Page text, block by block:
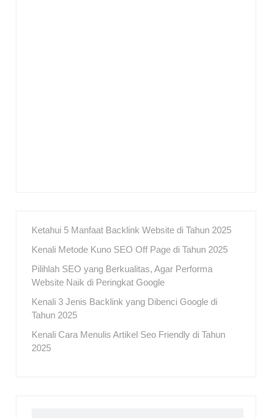
Ketahui 5 Manfaat Backlink Website di Tahun 2025
Kenali Metode Kuno SEO Off Page di Tahun 2025
Pilihlah SEO yang Berkualitas, Agar Performa
Website Naik di Peringkat Google
Kenali 3 Jenis Backlink yang Dibenci Google di
Tahun 2025
Kenali Cara Menulis Artikel Seo Friendly di Tahun
2025